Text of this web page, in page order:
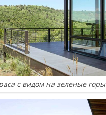
с видом на зеленые горы